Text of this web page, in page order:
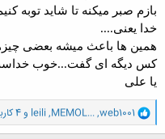
بازم صبر میکنه تا شاید توبه
خدا یعنی....
همین ها باعث میشه بعضی
کس دیگه ای گفت...خوب خداست
یا علی
و
ا
web1001
,
MEMOL...
,
leili و 4 کاربر دیگر